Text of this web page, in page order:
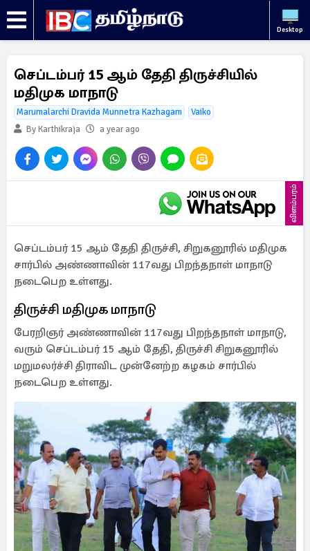
Desktop
செப்டம்பர் 15 ஆம் தேதி திருச்சியில்
மதிமுக மாநாடு
Marumalarchi Dravida Munnetra Kazhagam
Vaiko
By Karthikraja
a year ago
விளம்பரம்
செப்டம்பர் 15 ஆம் தேதி திருச்சி, சிறுகனூரில் மதிமுக
சார்பில் அண்ணாவின் 117வது பிறந்தநாள் மாநாடு
நடைபெற உள்ளது.
திருச்சி மதிமுக மாநாடு
பேரறிஞர் அண்ணாவின் 117வது பிறந்தநாள் மாநாடு,
வரும் செப்டம்பர் 15 ஆம் தேதி, திருச்சி சிறுகனூரில்
மறுமலர்ச்சி திராவிட முன்னேற்ற கழகம் சார்பில்
நடைபெற உள்ளது.